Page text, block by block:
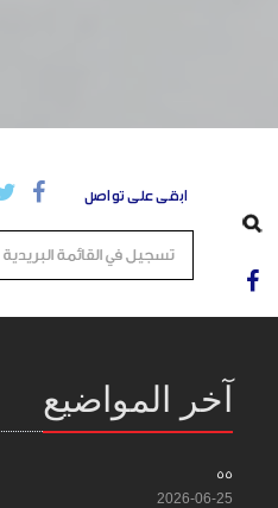
ابقى على تواصل
آخر المواضيع
55
2026-06-25